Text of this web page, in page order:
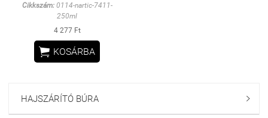
Cikkszám:0114-nartic-7411-
250ml
4 277 Ft
 KOSÁRBA
HAJSZÁRÍTÓ BÚRA 